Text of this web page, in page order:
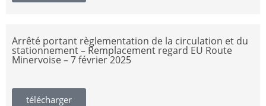
Arrêté portant règlementation de la circulation et du
stationnement – Remplacement regard EU Route
Minervoise – 7 février 2025
télécharger